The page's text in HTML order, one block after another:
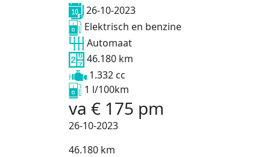
26-10-2023
Elektrisch en benzine
Automaat
46.180 km
1.332 cc
1 l/100km
va € 175 pm
26-10-2023
46.180 km